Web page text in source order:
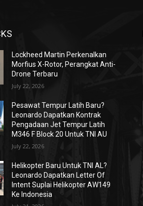
Lockheed Martin Perkenalkan
Morfius X-Rotor, Perangkat Anti-
Drone Terbaru
July 22, 2026
Pesawat Tempur Latih Baru?
Leonardo Dapatkan Kontrak
Pengadaan Jet Tempur Latih
M346 F Block 20 Untuk TNI AU
July 22, 2026
Helikopter Baru Untuk TNI AL?
Leonardo Dapatkan Letter Of
Intent Suplai Helikopter AW149
Ke Indonesia